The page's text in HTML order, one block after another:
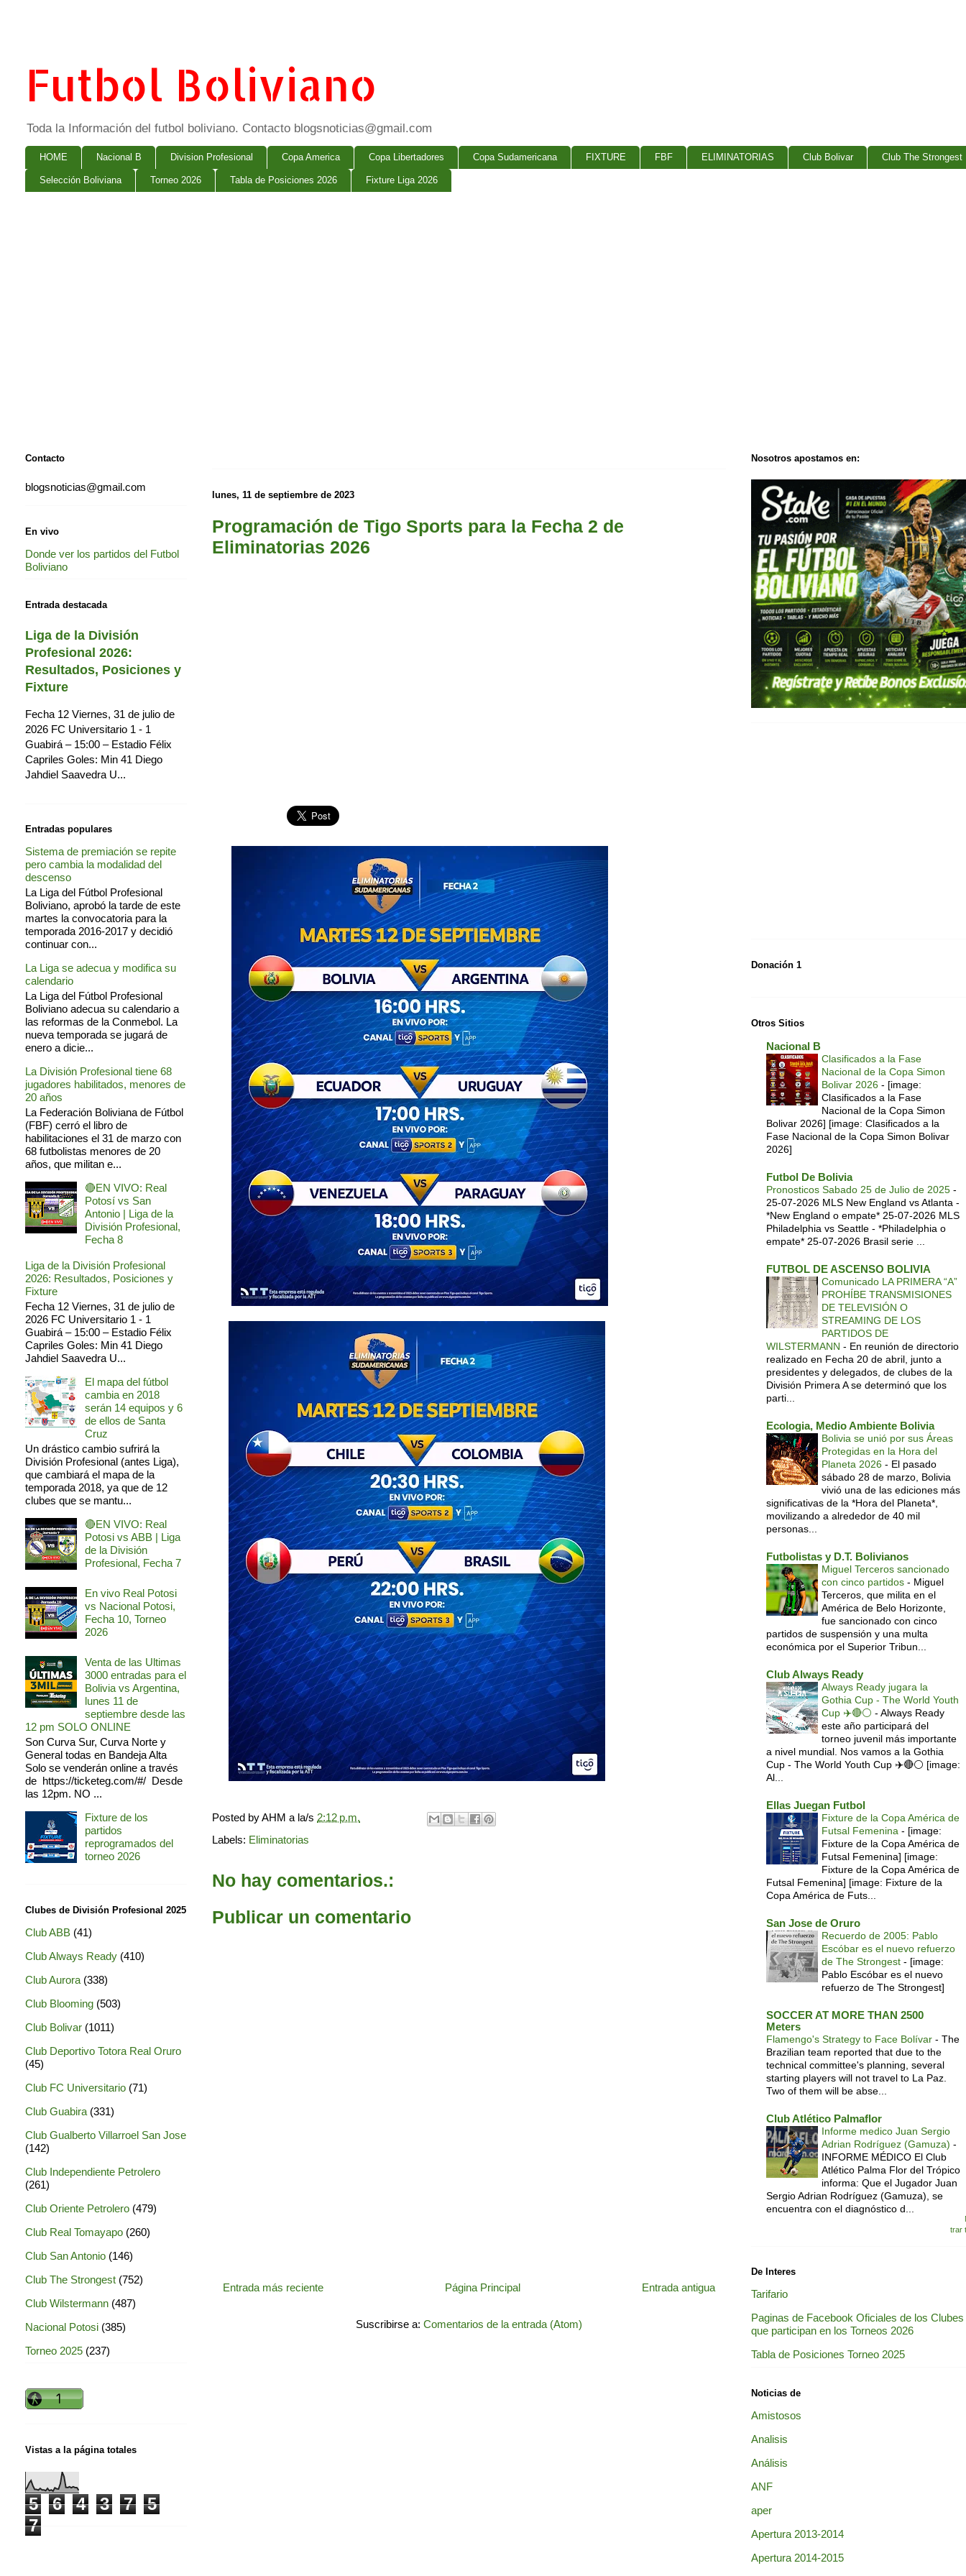
Futbol Boliviano
Toda la Información del futbol boliviano. Contacto blogsnoticias@gmail.com
HOME Nacional B Division Profesional Copa America Copa Libertadores Copa Sudamericana FIXTURE FBF ELIMINATORIAS Club Bolivar Club The Strongest
Selección Boliviana Torneo 2026 Tabla de Posiciones 2026 Fixture Liga 2026
lunes, 11 de septiembre de 2023
Programación de Tigo Sports para la Fecha 2 de
Eliminatorias 2026
Posted byAHM a la/s 2:12 p.m.
Labels: Eliminatorias
No hay comentarios.:
Publicar un comentario
Entrada más reciente Entrada antigua
Página Principal
Suscribirse a: Comentarios de la entrada (Atom)
Contacto
blogsnoticias@gmail.com
En vivo
Donde ver los partidos del Futbol
Boliviano
Entrada destacada
Liga de la División
Profesional 2026:
Resultados, Posiciones y
Fixture
Fecha 12 Viernes, 31 de julio de
2026 FC Universitario 1 - 1
Guabirá – 15:00 – Estadio Félix
Capriles Goles: Min 41 Diego
Jahdiel Saavedra U...
Entradas populares
Sistema de premiación se repite
pero cambia la modalidad del
descenso
La Liga del Fútbol Profesional
Boliviano, aprobó la tarde de este
martes la convocatoria para la
temporada 2016-2017 y decidió
continuar con...
La Liga se adecua y modifica su
calendario
La Liga del Fútbol Profesional
Boliviano adecua su calendario a
las reformas de la Conmebol. La
nueva temporada se jugará de
enero a dicie...
La División Profesional tiene 68
jugadores habilitados, menores de
20 años
La Federación Boliviana de Fútbol
(FBF) cerró el libro de
habilitaciones el 31 de marzo con
68 futbolistas menores de 20
años, que militan e...
🔴EN VIVO: Real
Potosí vs San
Antonio | Liga de la
División Profesional,
Fecha 8
Liga de la División Profesional
2026: Resultados, Posiciones y
Fixture
Fecha 12 Viernes, 31 de julio de
2026 FC Universitario 1 - 1
Guabirá – 15:00 – Estadio Félix
Capriles Goles: Min 41 Diego
Jahdiel Saavedra U...
El mapa del fútbol
cambia en 2018
serán 14 equipos y 6
de ellos de Santa
Cruz
Un drástico cambio sufrirá la
División Profesional (antes Liga),
que cambiará el mapa de la
temporada 2018, ya que de 12
clubes que se mantu...
🔴EN VIVO: Real
Potosi vs ABB | Liga
de la División
Profesional, Fecha 7
En vivo Real Potosi
vs Nacional Potosi,
Fecha 10, Torneo
2026
Venta de las Ultimas
3000 entradas para el
Bolivia vs Argentina,
lunes 11 de
septiembre desde las
12 pm SOLO ONLINE
Son Curva Sur, Curva Norte y
General todas en Bandeja Alta
Solo se venderán online a través
de https://ticketeg.com/#/ Desde
las 12pm. NO ...
Fixture de los
partidos
reprogramados del
torneo 2026
Clubes de División Profesional 2025
Club ABB (41)
Club Always Ready (410)
Club Aurora (338)
Club Blooming (503)
Club Bolivar (1011)
Club Deportivo Totora Real Oruro
(45)
Club FC Universitario (71)
Club Guabira (331)
Club Gualberto Villarroel San Jose
(142)
Club Independiente Petrolero
(261)
Club Oriente Petrolero (479)
Club Real Tomayapo (260)
Club San Antonio (146)
Club The Strongest (752)
Club Wilstermann (487)
Nacional Potosi (385)
Torneo 2025 (237)
Vistas a la página totales
5 6 4 3 7
5
7
Nosotros apostamos en:
Donación 1
Otros Sitios
Nacional B
Clasificados a la Fase
Nacional de la Copa Simon
Bolivar 2026 - [image:
Clasificados a la Fase
Nacional de la Copa Simon
Bolivar 2026] [image: Clasificados a la
Fase Nacional de la Copa Simon Bolivar
2026]
Futbol De Bolivia
Pronosticos Sabado 25 de Julio de 2025 -
25-07-2026 MLS New England vs Atlanta -
*New England o empate* 25-07-2026 MLS
Philadelphia vs Seattle - *Philadelphia o
empate* 25-07-2026 Brasil serie ...
FUTBOL DE ASCENSO BOLIVIA
Comunicado LA PRIMERA “A”
PROHÍBE TRANSMISIONES
DE TELEVISIÓN O
STREAMING DE LOS
PARTIDOS DE
WILSTERMANN - En reunión de directorio
realizado en Fecha 20 de abril, junto a
presidentes y delegados, de clubes de la
División Primera A se determinó que los
parti...
Ecologia, Medio Ambiente Bolivia
Bolivia se unió por sus Áreas
Protegidas en la Hora del
Planeta 2026 - El pasado
sábado 28 de marzo, Bolivia
vivió una de las ediciones más
significativas de la *Hora del Planeta*,
movilizando a alrededor de 40 mil
personas...
Futbolistas y D.T. Bolivianos
Miguel Terceros sancionado
con cinco partidos - Miguel
Terceros, que milita en el
América de Belo Horizonte,
fue sancionado con cinco
partidos de suspensión y una multa
económica por el Superior Tribun...
Club Always Ready
Always Ready jugara la
Gothia Cup - The World Youth
Cup ✈️🔴⚪️ - Always Ready
este año participará del
torneo juvenil más importante
a nivel mundial. Nos vamos a la Gothia
Cup - The World Youth Cup ✈️🔴⚪️ [image:
Al...
Ellas Juegan Futbol
Fixture de la Copa América de
Futsal Femenina - [image:
Fixture de la Copa América de
Futsal Femenina] [image:
Fixture de la Copa América de
Futsal Femenina] [image: Fixture de la
Copa América de Futs...
San Jose de Oruro
Recuerdo de 2005: Pablo
Escóbar es el nuevo refuerzo
de The Strongest - [image:
Pablo Escóbar es el nuevo
refuerzo de The Strongest]
SOCCER AT MORE THAN 2500
Meters
Flamengo's Strategy to Face Bolívar - The
Brazilian team reported that due to the
technical committee's planning, several
starting players will not travel to La Paz.
Two of them will be abse...
Club Atlético Palmaflor
Informe medico Juan Sergio
Adrian Rodríguez (Gamuza) -
INFORME MÉDICO El Club
Atlético Palma Flor del Trópico
informa: Que el Jugador Juan
Sergio Adrian Rodríguez (Gamuza), se
encuentra con el diagnóstico d...
trar
De Interes
Tarifario
Paginas de Facebook Oficiales de los Clubes
que participan en los Torneos 2026
Tabla de Posiciones Torneo 2025
Noticias de
Amistosos
Analisis
Análisis
ANF
aper
Apertura 2013-2014
Apertura 2014-2015